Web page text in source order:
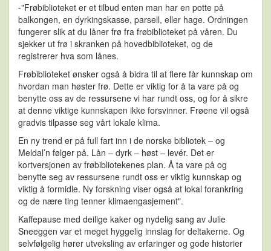
-"Frøbiblioteket er et tilbud enten man har en potte på
balkongen, en dyrkingskasse, parsell, eller hage. Ordningen
fungerer slik at du låner frø fra frøbiblioteket på våren. Du
sjekker ut frø i skranken på hovedbiblioteket, og de
registrerer hva som lånes.
Frøbiblioteket ønsker også å bidra til at flere får kunnskap om
hvordan man høster frø. Dette er viktig for å ta vare på og
benytte oss av de ressursene vi har rundt oss, og for å sikre
at denne viktige kunnskapen ikke forsvinner. Frøene vil også
gradvis tilpasse seg vårt lokale klima.
En ny trend er på full fart inn i de norske bibliotek – og
Meldal’n følger på. Lån – dyrk – høst – levér. Det er
kortversjonen av frøbibliotekenes plan. Å ta vare på og
benytte seg av ressursene rundt oss er viktig kunnskap og
viktig å formidle. Ny forskning viser også at lokal forankring
og de nære ting tenner klimaengasjement".
Kaffepause med deilige kaker og nydelig sang av Julie
Sneeggen var et meget hyggelig innslag for deltakerne. Og
selvfølgelig hører utveksling av erfaringer og gode historier